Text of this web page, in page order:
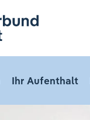
Ihr Aufenthalt